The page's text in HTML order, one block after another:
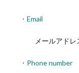
・Email
メールアドレ
・Phone number